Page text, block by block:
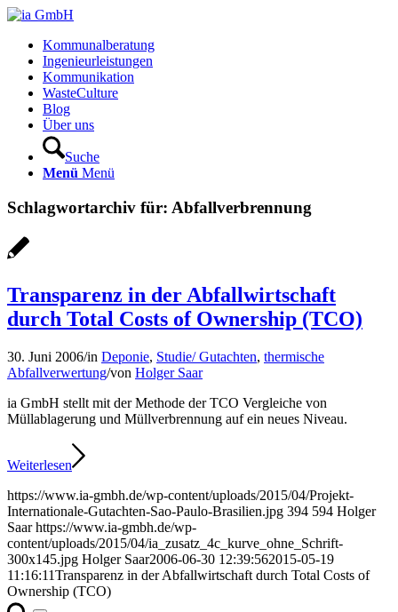
Kommunalberatung
Ingenieurleistungen
Kommunikation
WasteCulture
Blog
Über uns
Suche
Menü Menü
Schlagwortarchiv für: Abfallverbrennung
Transparenz in der Abfallwirtschaft
durch Total Costs of Ownership (TCO)
30. Juni 2006/in Deponie, Studie/ Gutachten, thermische
Abfallverwertung/von Holger Saar
ia GmbH stellt mit der Methode der TCO Vergleiche von
Müllablagerung und Müllverbrennung auf ein neues Niveau.
Weiterlesen
https://www.ia-gmbh.de/wp-content/uploads/2015/04/Projekt-
Internationale-Gutachten-Sao-Paulo-Brasilien.jpg 394 594 Holger
Saar https://www.ia-gmbh.de/wp-
content/uploads/2015/04/ia_zusatz_4c_kurve_ohne_Schrift-
300x145.jpg Holger Saar2006-06-30 12:39:562015-05-19
11:16:11Transparenz in der Abfallwirtschaft durch Total Costs of
Ownership (TCO)